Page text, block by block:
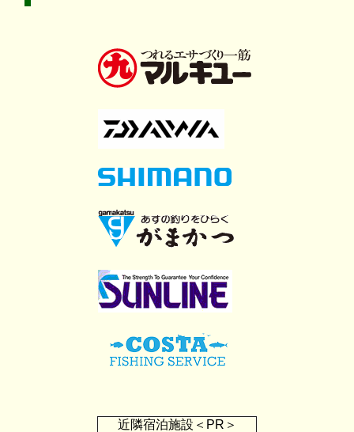
近隣宿泊施設＜PR＞